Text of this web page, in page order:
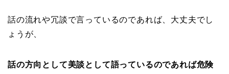
話の流れや冗談で言っているのであれば、大丈夫でし
ょうが、
話の方向として美談として語っているのであれば危険